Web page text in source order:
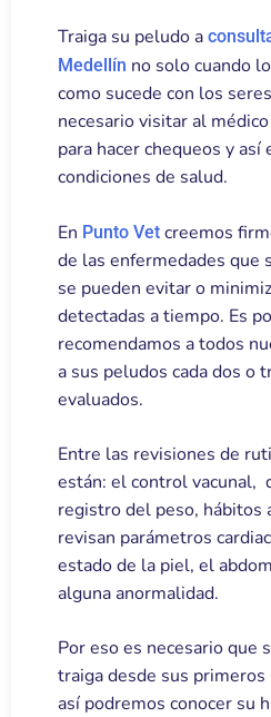
Traiga su peludo a
Medellín no solo cuando
como sucede con los
necesario visitar al
para hacer chequeos y
condiciones de salud.
En Punto Vet creemos
de las enfermedades que
se pueden evitar o
detectadas a tiempo. Es
recomendamos a todos
a sus peludos cada dos o
evaluados.
Entre las revisiones de
están: el control vacunal,
registro del peso, hábitos
revisan parámetros
estado de la piel, el
alguna anormalidad.
Por eso es necesario que
traiga desde sus
así podremos conocer su